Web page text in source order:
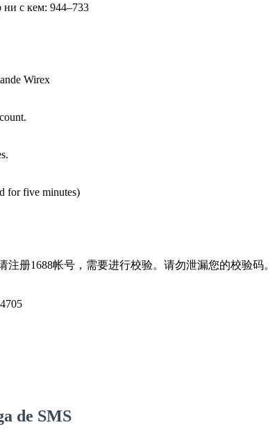
ни с кем: 944–733
Wirex
for five minutes)
注册1688帐号，需要进行校验。请勿泄漏您的校验码。
de SMS